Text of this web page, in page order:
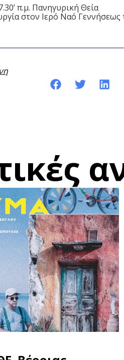
π.μ. Πανηγυρική Θεία
στον Ιερό Ναό